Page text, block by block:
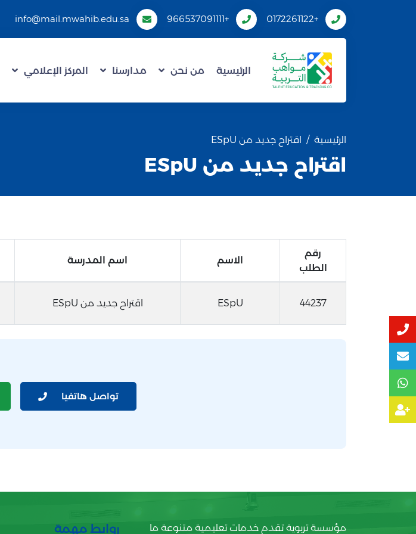
+0172261122
+966537091111
info@mail.mwahib.edu.sa
الرئيسية من نحن مدارسنا المركز الإعلامي
الرئيسية اقتراح جديد من ESpU
اقتراح جديد من ESpU
رقم
الطلب
الاسم اسم المدرسة
44237
ESpU اقتراح جديد من ESpU
تواصل هاتفيا
مؤسسة تربوية تقدم خدمات تعليمية متنوعة ما روابط مهمة